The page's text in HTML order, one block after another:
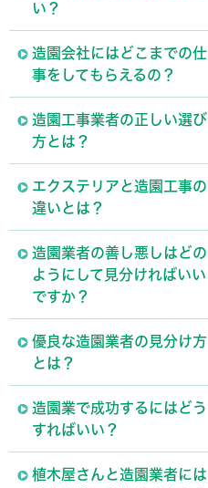
い？
造園会社にはどこまでの仕
事をしてもらえるの？
造園工事業者の正しい選び
方とは？
エクステリアと造園工事の
違いとは？
造園業者の善し悪しはどの
ようにして見分ければいい
ですか？
優良な造園業者の見分け方
とは？
造園業で成功するにはどう
すればいい？
植木屋さんと造園業者には